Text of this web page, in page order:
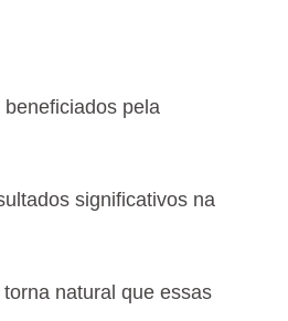
pela
significativos na
natural que essas